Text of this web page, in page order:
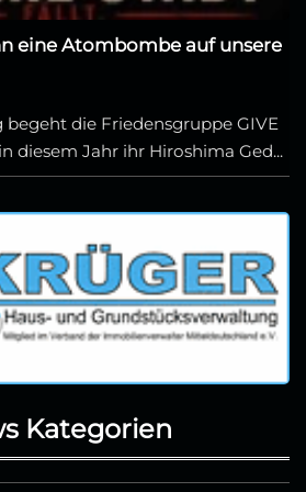
eine Atombombe auf unsere
begeht die Friedensgruppe GIVE
diesem Jahr ihr Hiroshima Ged...
Kategorien